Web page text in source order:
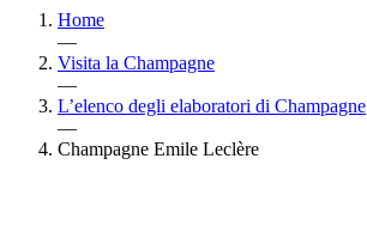
Home
—
Visita la Champagne
—
L’elenco degli elaboratori di Champagne
—
Champagne Emile Leclère